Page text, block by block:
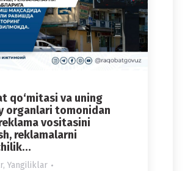
qo‘mitasi va uning
organlari tomonidan
vositasini
reklamalarni
, Yangiliklar